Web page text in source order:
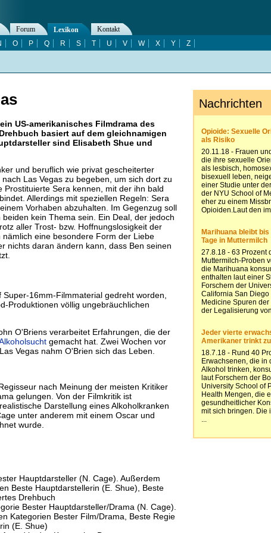
US-amerikanisches Filmdrama des
basiert auf dem gleichnamigen
sind Elisabeth Shue und
und beruflich wie privat gescheiterter
Las Vegas zu begeben, um sich dort zu
Prostituierte Sera kennen, mit der ihn bald
Allerdings mit speziellen Regeln: Sera
Vorhaben abzuhalten. Im Gegenzug soll
kein Thema sein. Ein Deal, der jedoch
aller Trost- bzw. Hoffnungslosigkeit der
eine besondere Form der Liebe
nichts daran ändern kann, dass Ben seinen
16mm-Filmmaterial gedreht worden,
Produktionen völlig ungebräuchlichen
O'Briens verarbeitet Erfahrungen, die der
gemacht hat. Zwei Wochen vor
Vegas nahm O'Brien sich das Leben.
nach Meinung der meisten Kritiker
gelungen. Von der Filmkritik ist
Darstellung eines Alkoholkranken
unter anderem mit einem Oscar und
wurde.
Hauptdarsteller (N. Cage). Außerdem
Beste Hauptdarstellerin (E. Shue), Beste
Drehbuch
Bester Hauptdarsteller/Drama (N. Cage).
Kategorien Bester Film/Drama, Beste Regie
(E. Shue)
Forum Lexikon
Kontakt
O P Q R S T U V W X Y Z